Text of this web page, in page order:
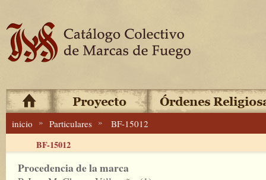
inicio » Particulares » BF-15012
BF-15012
Procedencia de la marca